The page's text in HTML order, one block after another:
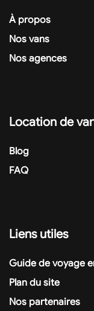
À propos
Nos vans
Nos agences
Location de
Blog
FAQ
Liens utiles
Guide de voyage
Plan du site
Nos partenaires